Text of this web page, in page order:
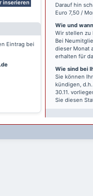
inserieren
Eintrag bei
Darauf hin
Euro 7,50 /
Wie und
Wir stellen zu
Bei
dieser Monat
erhalten für
Wie sind bei
Sie können
kündigen,
30.11.
Sie diesen